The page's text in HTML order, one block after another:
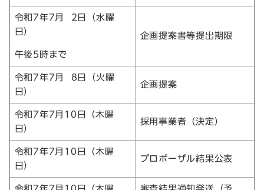
令和7年7月 2日（水曜
日）
午後5時まで
企画提案書等提出期限
令和7年7月 8日（火曜
日）
企画提案
令和7年7月10日（木曜
日）
採用事業者（決定）
令和7年7月10日（木曜
日）
プロポーザル結果公表